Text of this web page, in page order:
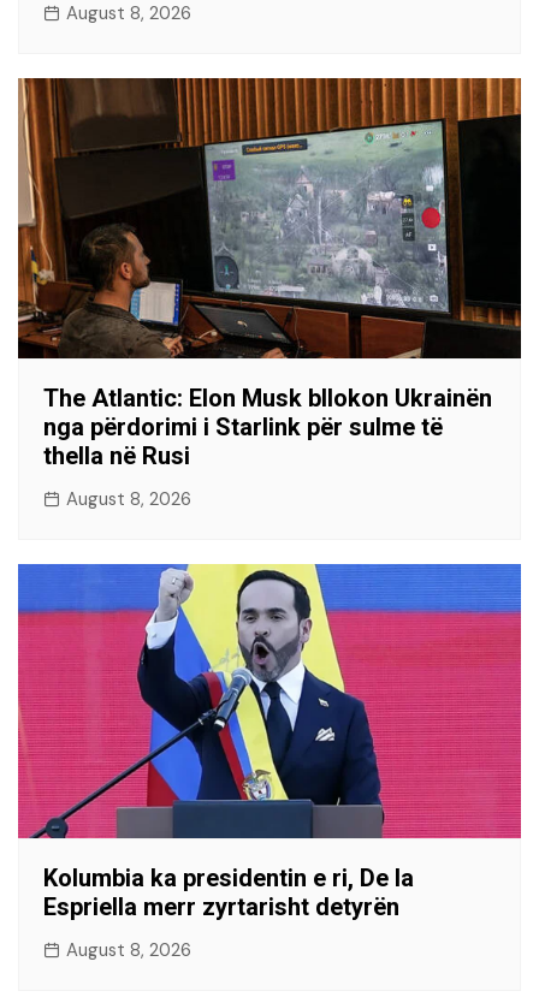
August 8, 2026
The Atlantic: Elon Musk bllokon Ukrainën
nga përdorimi i Starlink për sulme të
thella në Rusi
August 8, 2026
Kolumbia ka presidentin e ri, De la
Espriella merr zyrtarisht detyrën
August 8, 2026